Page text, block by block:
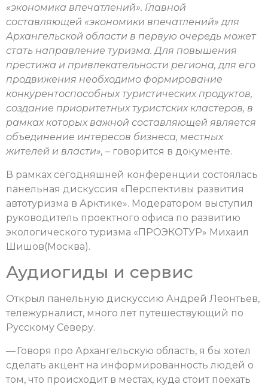
«экономика впечатлений». Главной
составляющей «экономики впечатлений» для
Архангельской области в первую очередь может
стать направление туризма. Для повышения
престижа и привлекательности региона, для его
продвижения необходимо формирование
конкурентоспособных туристических продуктов,
создание приоритетных туристских кластеров, в
рамках которых важной составляющей является
объединение интересов бизнеса, местных
жителей и власти», – говорится в документе.
В рамках сегодняшней конференции состоялась
панельная дискуссия «Перспективы развития
автотуризма в Арктике». Модератором выступил
руководитель проектного офиса по развитию
экологического туризма «ПРОЭКОТУР» Михаил
Шишов(Москва).
Аудиогиды и сервис
Открыл панельную дискуссию Андрей Леонтьев,
тележурналист, много лет путешествующий по
Русскому Северу.
— Говоря про Архангельскую область, я бы хотел
сделать акцент на информированность людей о
том, что происходит в местах, куда стоит поехать